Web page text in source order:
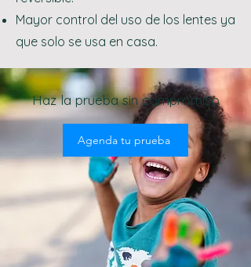
Mayor control del uso de los lentes ya
que solo se usa en casa.
Haz la prueba sin compromiso
Agenda tu prueba